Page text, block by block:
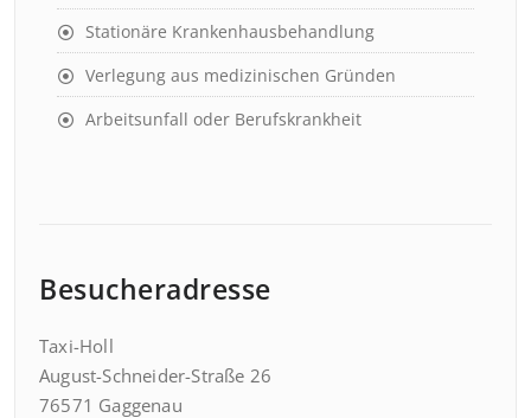
Stationäre Krankenhausbehandlung
Verlegung aus medizinischen Gründen
Arbeitsunfall oder Berufskrankheit
Besucheradresse
Taxi-Holl
August-Schneider-Straße 26
76571 Gaggenau